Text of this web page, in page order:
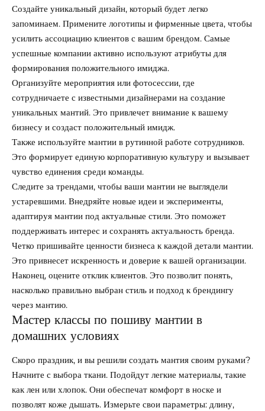
Создайте уникальный дизайн, который будет легко
запоминаем. Примените логотипы и фирменные цвета, чтобы
усилить ассоциацию клиентов с вашим брендом. Самые
успешные компании активно используют атрибуты для
формирования положительного имиджа.
Организуйте мероприятия или фотосессии, где
сотрудничаете с известными дизайнерами на создание
уникальных мантий. Это привлечет внимание к вашему
бизнесу и создаст положительный имидж.
Также используйте мантии в рутинной работе сотрудников.
Это формирует единую корпоративную культуру и вызывает
чувство единения среди команды.
Следите за трендами, чтобы ваши мантии не выглядели
устаревшими. Внедряйте новые идеи и эксперименты,
адаптируя мантии под актуальные стили. Это поможет
поддерживать интерес и сохранять актуальность бренда.
Четко пришивайте ценности бизнеса к каждой детали мантии.
Это привнесет искренность и доверие к вашей организации.
Наконец, оцените отклик клиентов. Это позволит понять,
насколько правильно выбран стиль и подход к брендингу
через мантию.
Мастер классы по пошиву мантии в
домашних условиях
Скоро праздник, и вы решили создать мантия своим руками?
Начните с выбора ткани. Подойдут легкие материалы, такие
как лен или хлопок. Они обеспечат комфорт в носке и
позволят коже дышать. Измерьте свои параметры: длину,